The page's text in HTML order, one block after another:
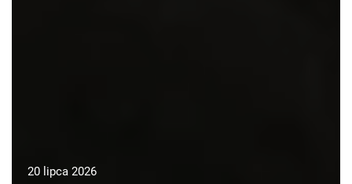
20 lipca 2026